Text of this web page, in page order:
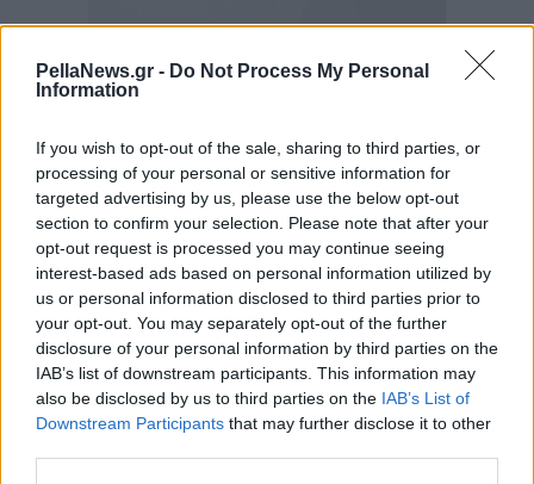
PellaNews.gr - Do Not Process My Personal
Information
If you wish to opt-out of the sale, sharing to third parties, or
processing of your personal or sensitive information for
targeted advertising by us, please use the below opt-out
section to confirm your selection. Please note that after your
opt-out request is processed you may continue seeing
interest-based ads based on personal information utilized by
us or personal information disclosed to third parties prior to
your opt-out. You may separately opt-out of the further
disclosure of your personal information by third parties on the
IAB’s list of downstream participants. This information may
also be disclosed by us to third parties on the IAB’s List of
Downstream Participants that may further disclose it to other